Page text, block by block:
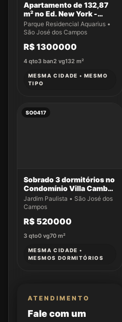
Apartamento de 132,87
m² no Ed. New York -
Apto 61
Parque Residencial Aquarius •
São José dos Campos
R$ 1300000
4 qto3 ban2 vg132 m²
MESMA CIDADE • MESMO
TIPO
SO0417
Sobrado 3 dormitórios no
Condomínio Villa Cambuí
- Casa 032
Jardim Paulista • São José dos
Campos
R$ 520000
3 qto0 vg70 m²
MESMA CIDADE •
MESMOS DORMITÓRIOS
ATENDIMENTO
Fale com um